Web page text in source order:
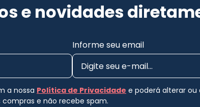
e novidades
Informe seu email
a nossa Política de Privacidade e poderá alterar
e não recebe spam.